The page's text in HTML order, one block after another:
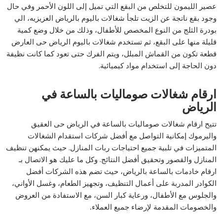
عصير الليمون للتخلص من البقع التي تميل إلى اللون الأحمر وفي حال
وجود بقع ناتجة عن الزيت تلجأ شغالات باليوم بالرياض العزيزيه، الي
بودرة الثلج من النوع المخصص للأطفال، وذلك من خلال وضع كمية
قليلة منها على البقع، ثم تستخدم شغالات باليوم الرياض حى العارض
قطعة تكون من القماش المبلل، ويتم الفرك حتى تعود كما كانت نظيفة
دون الحاجة إلى استخدام مواد كيميائية.
ارقام شغالات صوماليات بالساعة في
الرياض
تتيح ارقام شغالات صوماليات بالساعة في الرياض حى العقيق
واليرموك إمكانية التواصل مع أفضل شركات استقدام الشغالات
المتميزات في تلبية جميع احتياجات ربات المنازل. حيث يمكنهن تنظيف
المنازل والقصور وتحقيق أفضل النتائج. وكل ما عليك هو الاتصال بـ
ارقام خادمات بالساعة بالرياض، حيث تضم هذه الشركات أفضل
الكوادر المدربة على أعمال التنظيف، وتجهيز الطعام، وغسل الأواني،
والجلوس مع الأطفال، ورعاية كبار السن، مع الاستفادة من العروض
والخصومات المقدمة لإرضاء جميع العملاء.